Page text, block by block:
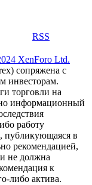
RSS
XenForo Ltd.
сопряжена с
инвесторам.
торговли на
информационный
работу
публикующаяся в
рекомендацией,
не должна
к
либо актива.